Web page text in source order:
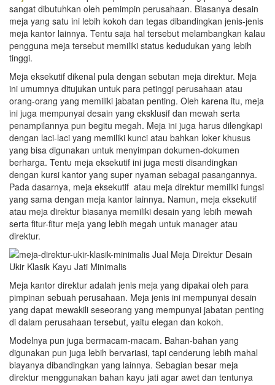
sangat dibutuhkan oleh pemimpin perusahaan. Biasanya desain
meja yang satu ini lebih kokoh dan tegas dibandingkan jenis-jenis
meja kantor lainnya. Tentu saja hal tersebut melambangkan kalau
pengguna meja tersebut memiliki status kedudukan yang lebih
tinggi.
Meja eksekutif dikenal pula dengan sebutan meja direktur. Meja
ini umumnya ditujukan untuk para petinggi perusahaan atau
orang-orang yang memiliki jabatan penting. Oleh karena itu, meja
ini juga mempunyai desain yang eksklusif dan mewah serta
penampilannya pun begitu megah. Meja ini juga harus dilengkapi
dengan laci-laci yang memiliki kunci atau bahkan loker khusus
yang bisa digunakan untuk menyimpan dokumen-dokumen
berharga. Tentu meja eksekutif ini juga mesti disandingkan
dengan kursi kantor yang super nyaman sebagai pasangannya.
Pada dasarnya, meja eksekutif atau meja direktur memiliki fungsi
yang sama dengan meja kantor lainnya. Namun, meja eksekutif
atau meja direktur biasanya memiliki desain yang lebih mewah
serta fitur-fitur meja yang lebih megah untuk manager atau
direktur.
Meja kantor direktur adalah jenis meja yang dipakai oleh para
pimpinan sebuah perusahaan. Meja jenis ini mempunyai desain
yang dapat mewakili seseorang yang mempunyai jabatan penting
di dalam perusahaan tersebut, yaitu elegan dan kokoh.
Modelnya pun juga bermacam-macam. Bahan-bahan yang
digunakan pun juga lebih bervariasi, tapi cenderung lebih mahal
biayanya dibandingkan yang lainnya. Sebagian besar meja
direktur menggunakan bahan kayu jati agar awet dan tentunya